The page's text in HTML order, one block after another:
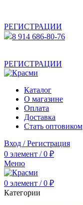
РЕГИСТРАЦИИ
8 914 686-80-76
РЕГИСТРАЦИИ
Каталог
О магазине
Оплата
Доставка
Стать оптовиком
Вход / Регистрация
0 элемент / 0 ₽
Меню
0 элемент / 0 ₽
Категории